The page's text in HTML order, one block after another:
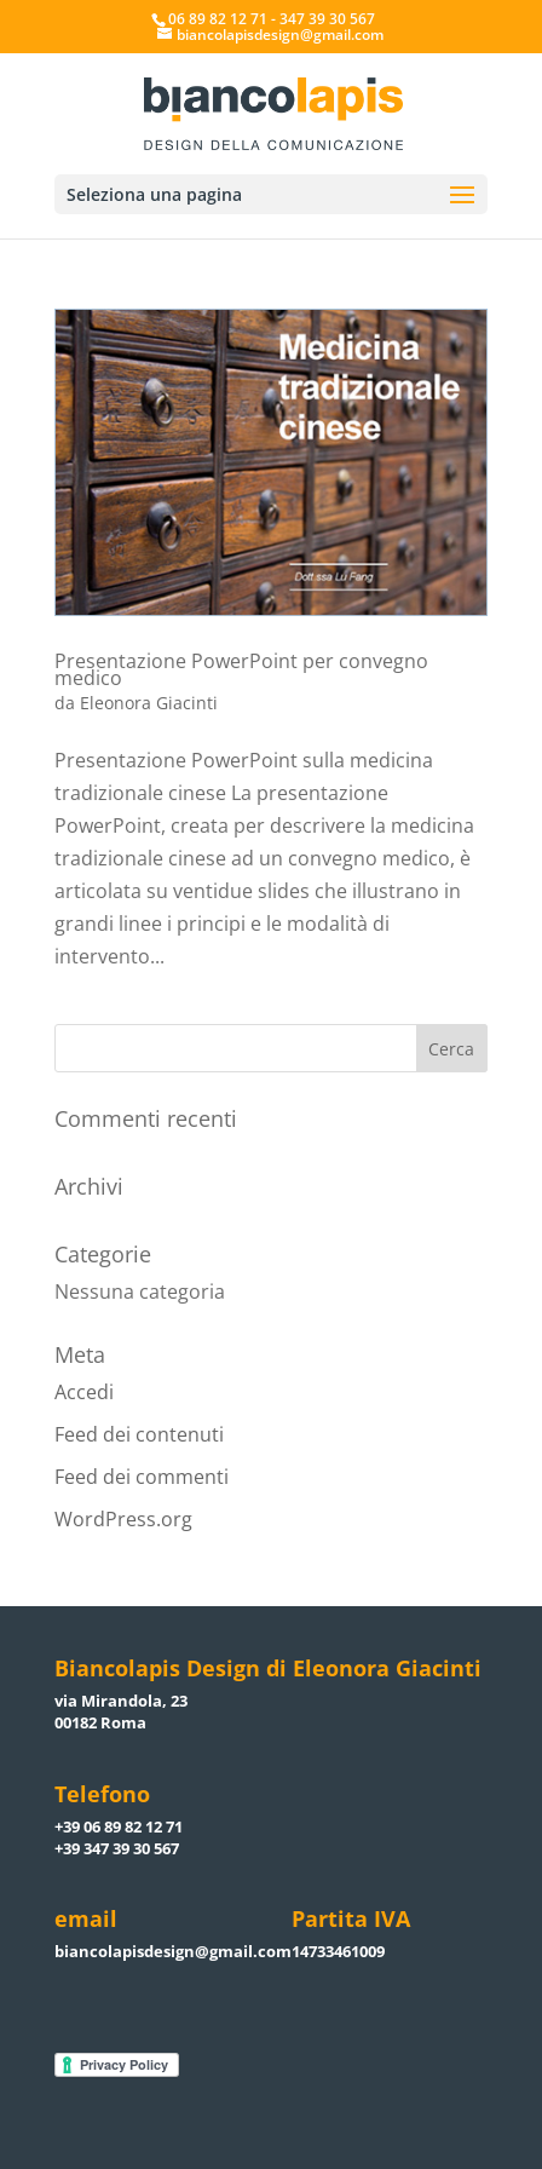
06 89 82 12 71 - 347 39 30 567
biancolapisdesign@gmail.com
Seleziona una pagina
Presentazione PowerPoint per convegno
medico
da Eleonora Giacinti
Presentazione PowerPoint sulla medicina
tradizionale cinese La presentazione
PowerPoint, creata per descrivere la medicina
tradizionale cinese ad un convegno medico, è
articolata su ventidue slides che illustrano in
grandi linee i principi e le modalità di
intervento...
Commenti recenti
Archivi
Categorie
Nessuna categoria
Meta
Accedi
Feed dei contenuti
Feed dei commenti
WordPress.org
Biancolapis Design di Eleonora Giacinti
via Mirandola, 23
00182 Roma
Telefono
+39 06 89 82 12 71
+39 347 39 30 567
email
biancolapisdesign@gmail.com
Partita IVA
14733461009